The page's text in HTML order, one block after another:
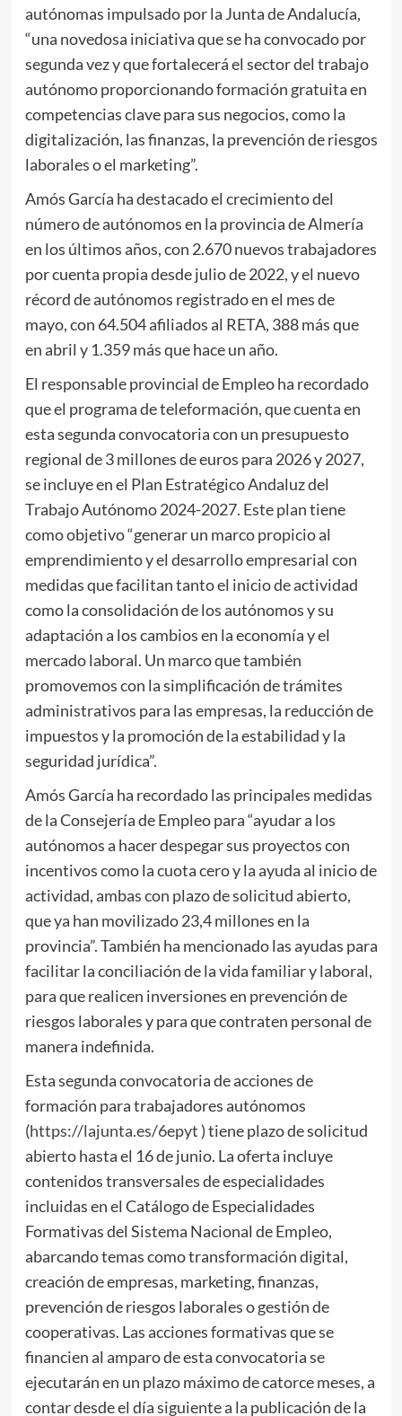
autónomas impulsado por la Junta de Andalucía,
“una novedosa iniciativa que se ha convocado por
segunda vez y que fortalecerá el sector del trabajo
autónomo proporcionando formación gratuita en
competencias clave para sus negocios, como la
digitalización, las finanzas, la prevención de riesgos
laborales o el marketing”.
Amós García ha destacado el crecimiento del
número de autónomos en la provincia de Almería
en los últimos años, con 2.670 nuevos trabajadores
por cuenta propia desde julio de 2022, y el nuevo
récord de autónomos registrado en el mes de
mayo, con 64.504 afiliados al RETA, 388 más que
en abril y 1.359 más que hace un año.
El responsable provincial de Empleo ha recordado
que el programa de teleformación, que cuenta en
esta segunda convocatoria con un presupuesto
regional de 3 millones de euros para 2026 y 2027,
se incluye en el Plan Estratégico Andaluz del
Trabajo Autónomo 2024-2027. Este plan tiene
como objetivo “generar un marco propicio al
emprendimiento y el desarrollo empresarial con
medidas que facilitan tanto el inicio de actividad
como la consolidación de los autónomos y su
adaptación a los cambios en la economía y el
mercado laboral. Un marco que también
promovemos con la simplificación de trámites
administrativos para las empresas, la reducción de
impuestos y la promoción de la estabilidad y la
seguridad jurídica”.
Amós García ha recordado las principales medidas
de la Consejería de Empleo para “ayudar a los
autónomos a hacer despegar sus proyectos con
incentivos como la cuota cero y la ayuda al inicio de
actividad, ambas con plazo de solicitud abierto,
que ya han movilizado 23,4 millones en la
provincia”. También ha mencionado las ayudas para
facilitar la conciliación de la vida familiar y laboral,
para que realicen inversiones en prevención de
riesgos laborales y para que contraten personal de
manera indefinida.
Esta segunda convocatoria de acciones de
formación para trabajadores autónomos
(https://lajunta.es/6epyt) tiene plazo de solicitud
abierto hasta el 16 de junio. La oferta incluye
contenidos transversales de especialidades
incluidas en el Catálogo de Especialidades
Formativas del Sistema Nacional de Empleo,
abarcando temas como transformación digital,
creación de empresas, marketing, finanzas,
prevención de riesgos laborales o gestión de
cooperativas. Las acciones formativas que se
financien al amparo de esta convocatoria se
ejecutarán en un plazo máximo de catorce meses, a
contar desde el día siguiente a la publicación de la